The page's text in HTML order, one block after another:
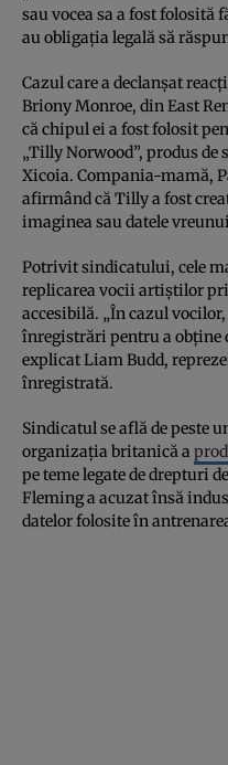
sau vocea sa a fost folosită
au obligația legală să
Cazul care a declanșat
Briony Monroe, din East
că chipul ei a fost folosit
„Tilly Norwood”, produs
Xicoia. Compania-mamă,
afirmând că Tilly a fost
imaginea sau datele
Potrivit sindicatului, cele
replicarea vocii artiștilor
accesibilă. „În cazul vocilor,
înregistrări pentru a obține
explicat Liam Budd,
înregistrată.
Sindicatul se află de peste
organizația britanică a
pe teme legate de drepturi
Fleming a acuzat însă
datelor folosite în